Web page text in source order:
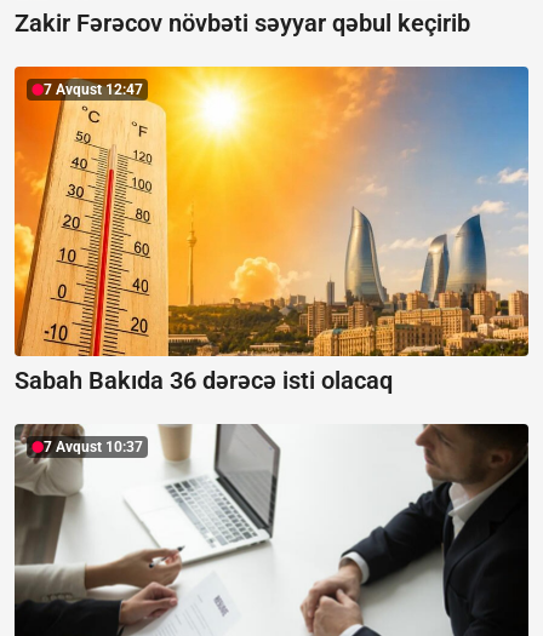
Zakir Fərəcov növbəti səyyar qəbul keçirib
7 Avqust 12:47
Sabah Bakıda 36 dərəcə isti olacaq
7 Avqust 10:37